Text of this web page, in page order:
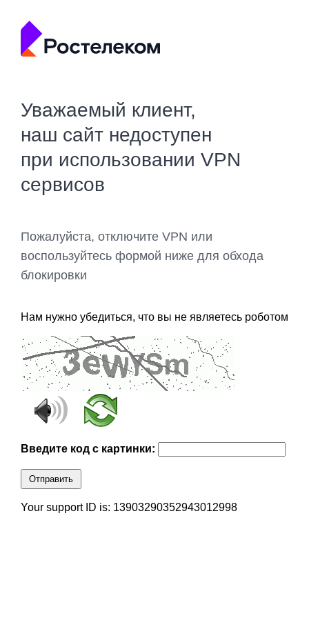
Уважаемый клиент,
наш сайт недоступен
при использовании VPN
сервисов
Пожалуйста, отключите VPN или
воспользуйтесь формой ниже для обхода
блокировки
Нам нужно убедиться, что вы не являетесь роботом
Введите код с картинки:
Отправить
Your support ID is: 13903290352943012998